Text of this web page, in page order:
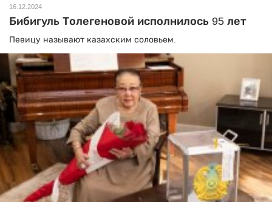
16.12.2024
Бибигуль Толегеновой исполнилось 95 лет
Певицу называют казахским соловьем.